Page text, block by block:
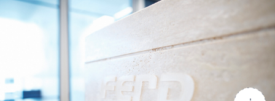
Forfatter: Ferd